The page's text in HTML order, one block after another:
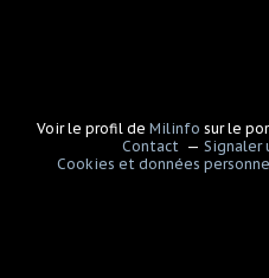
Voir le profil deMilinfo sur le
Contact
Signaler
Cookies et données